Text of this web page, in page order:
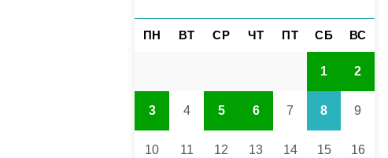
ПН ВТ СР ЧТ ПТ СБ ВС
1 2
3 4 5 6 7 8 9
10 11 12 13 14 15 16